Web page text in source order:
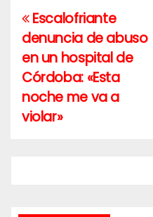
Navegación
de
entradas
Escalofriante
denuncia de abuso
en un hospital de
Córdoba: «Esta
noche me va a
violar»